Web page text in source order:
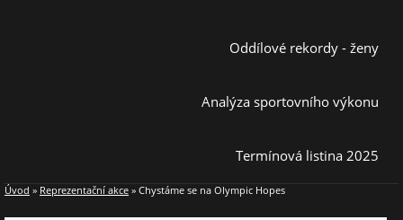
Oddílové rekordy - ženy
Analýza sportovního výkonu
Termínová listina 2025
Úvod » Reprezentační akce » Chystáme se na Olympic Hopes